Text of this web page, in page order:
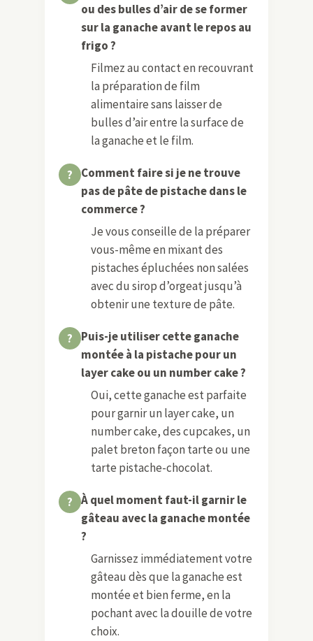
ou des bulles d’air de se former
sur la ganache avant le repos au
frigo ?
Filmez au contact en recouvrant
la préparation de film
alimentaire sans laisser de
bulles d’air entre la surface de
la ganache et le film.
Comment faire si je ne trouve
pas de pâte de pistache dans le
commerce ?
Je vous conseille de la préparer
vous-même en mixant des
pistaches épluchées non salées
avec du sirop d’orgeat jusqu’à
obtenir une texture de pâte.
Puis-je utiliser cette ganache
montée à la pistache pour un
layer cake ou un number cake ?
Oui, cette ganache est parfaite
pour garnir un layer cake, un
number cake, des cupcakes, un
palet breton façon tarte ou une
tarte pistache-chocolat.
À quel moment faut-il garnir le
gâteau avec la ganache montée
?
Garnissez immédiatement votre
gâteau dès que la ganache est
montée et bien ferme, en la
pochant avec la douille de votre
choix.